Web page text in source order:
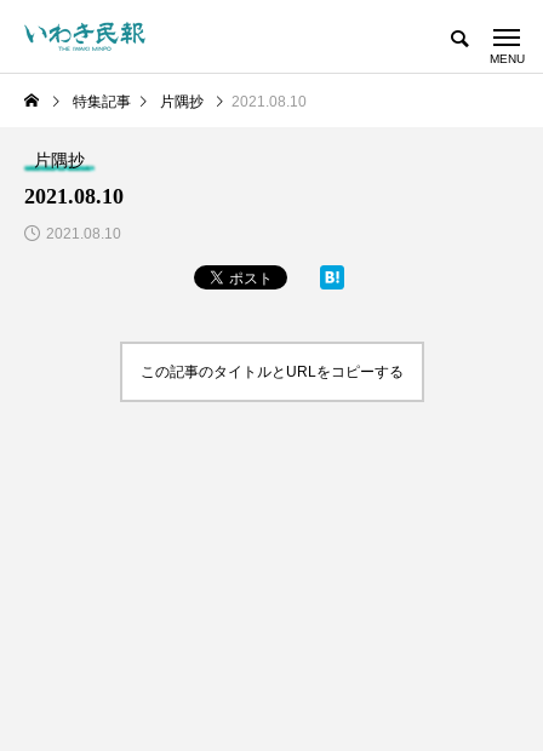
特集記事 片隅抄 2021.08.10
片隅抄
2021.08.10
2021.08.10
この記事のタイトルとURLをコピーする